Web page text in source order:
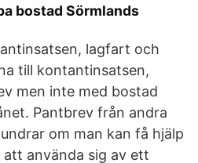
bostad Sörmlands
lagfart och
till kontantinsatsen,
men inte med bostad
Pantbrev från andra
om man kan få hjälp
använda sig av ett